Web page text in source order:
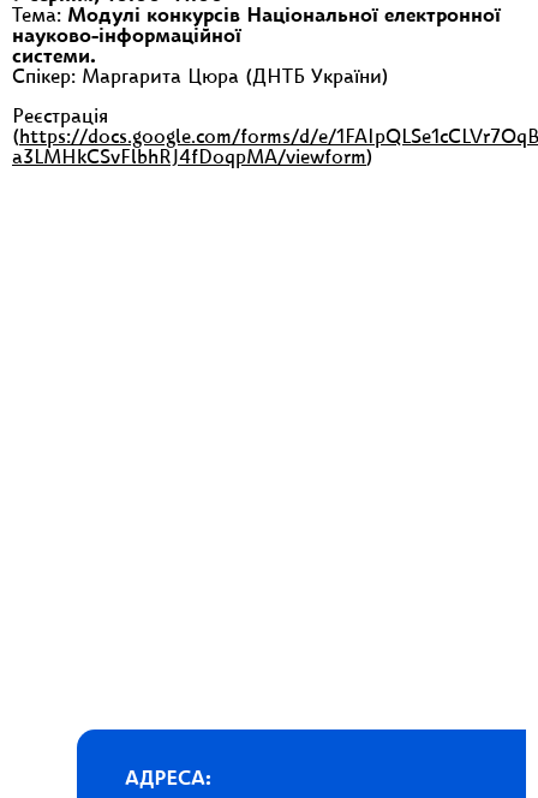
Тема: Модулі конкурсів Національної електронної
науково-інформаційної
системи.
Спікер: Маргарита Цюра (ДНТБ України)
Реєстрація
( https://docs.google.com/forms/d/e/
a3LMHkCSvFlbhRJ4fDoqpMA/viewform)
АДРЕСА: